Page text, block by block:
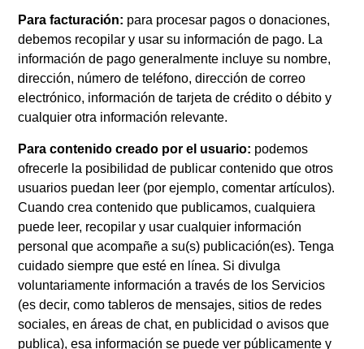
Para facturación: para procesar pagos o donaciones,
debemos recopilar y usar su información de pago. La
información de pago generalmente incluye su nombre,
dirección, número de teléfono, dirección de correo
electrónico, información de tarjeta de crédito o débito y
cualquier otra información relevante.
Para contenido creado por el usuario: podemos
ofrecerle la posibilidad de publicar contenido que otros
usuarios puedan leer (por ejemplo, comentar artículos).
Cuando crea contenido que publicamos, cualquiera
puede leer, recopilar y usar cualquier información
personal que acompañe a su(s) publicación(es). Tenga
cuidado siempre que esté en línea. Si divulga
voluntariamente información a través de los Servicios
(es decir, como tableros de mensajes, sitios de redes
sociales, en áreas de chat, en publicidad o avisos que
publica), esa información se puede ver públicamente y